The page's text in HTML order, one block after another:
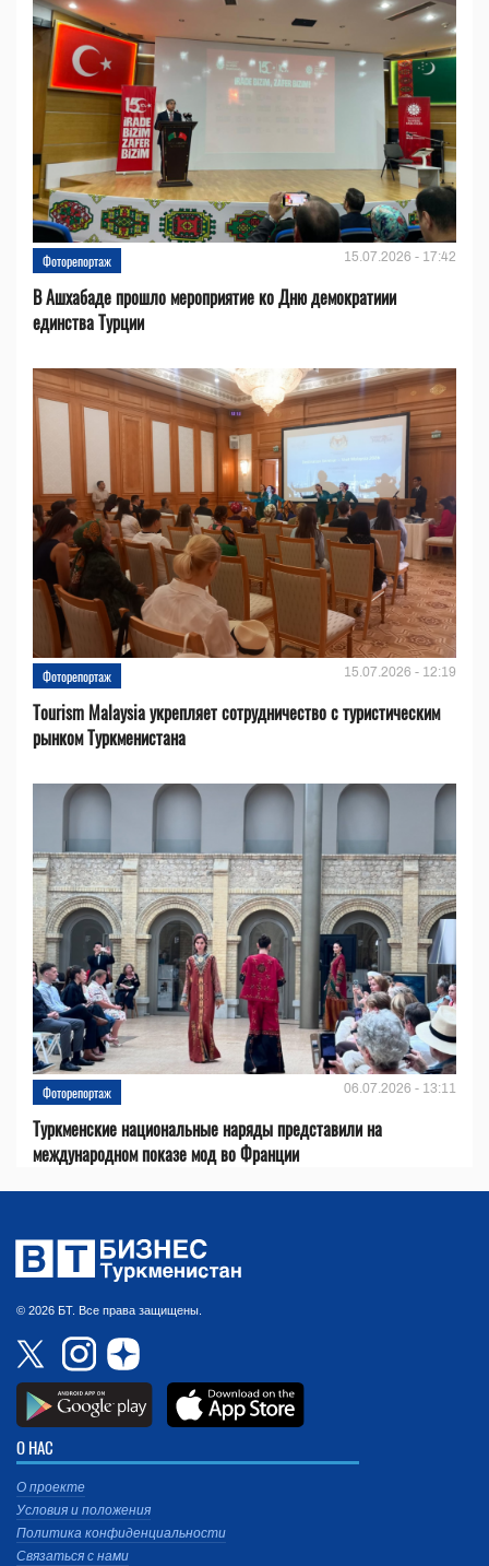
Фоторепортаж 15.07.2026 - 17:42
В Ашхабаде прошло мероприятие ко Дню демократиии
единства Турции
Фоторепортаж 15.07.2026 - 12:19
Tourism Malaysia укрепляет сотрудничество с туристическим
рынком Туркменистана
Фоторепортаж 06.07.2026 - 13:11
Туркменские национальные наряды представили на
международном показе мод во Франции
© 2026 БТ. Все права защищены.
О НАС
О проекте
Условия и положения
Политика конфиденциальности
Связаться с нами